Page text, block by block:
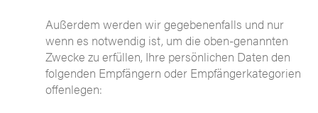
Außerdem werden wir gegebenenfalls und nur
wenn es notwendig ist, um die oben-genannten
Zwecke zu erfüllen, Ihre persönlichen Daten den
folgenden Empfängern oder Empfängerkategorien
offenlegen: